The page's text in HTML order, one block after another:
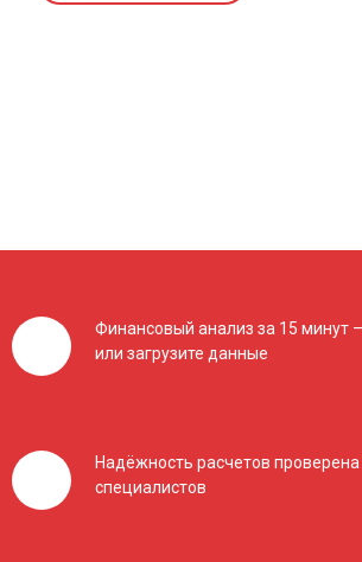
Финансовый анализ за 15 минут
или загрузите данные
Надёжность расчетов
специалистов